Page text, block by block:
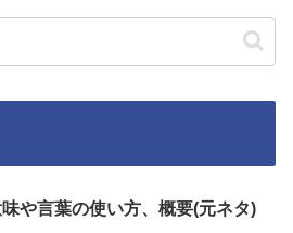
味や言葉の使い方、概要(元ネタ)